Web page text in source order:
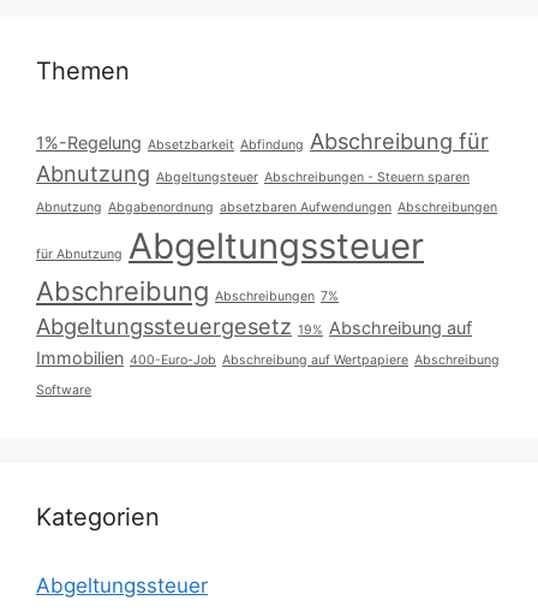
Themen
1%-Regelung Absetzbarkeit Abfindung Abschreibung für
Abnutzung Abgeltungsteuer Abschreibungen - Steuern sparen
Abnutzung Abgabenordnung absetzbaren Aufwendungen Abschreibungen
für Abnutzung Abgeltungssteuer
Abschreibung Abschreibungen 7%
Abgeltungssteuergesetz 19% Abschreibung auf
Immobilien 400-Euro-Job Abschreibung auf Wertpapiere Abschreibung
Software
Kategorien
Abgeltungssteuer